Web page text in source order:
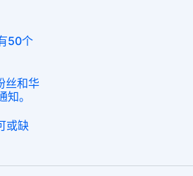
50个
丝和华
。
或缺